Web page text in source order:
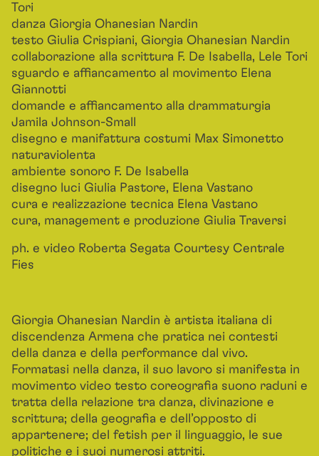
Tori
danza Giorgia Ohanesian Nardin
testo Giulia Crispiani, Giorgia Ohanesian Nardin
collaborazione alla scrittura F. De Isabella, Lele Tori
sguardo e affiancamento al movimento Elena
Giannotti
domande e affiancamento alla drammaturgia
Jamila Johnson-Small
disegno e manifattura costumi Max Simonetto
naturaviolenta
ambiente sonoro F. De Isabella
disegno luci Giulia Pastore, Elena Vastano
cura e realizzazione tecnica Elena Vastano
cura, management e produzione Giulia Traversi
ph. e video Roberta Segata Courtesy Centrale
Fies
Giorgia Ohanesian Nardin è artista italiana di
discendenza Armena che pratica nei contesti
della danza e della performance dal vivo.
Formatasi nella danza, il suo lavoro si manifesta in
movimento video testo coreograﬁa suono raduni e
tratta della relazione tra danza, divinazione e
scrittura; della geograﬁa e dell’opposto di
appartenere; del fetish per il linguaggio, le sue
politiche e i suoi numerosi attriti.